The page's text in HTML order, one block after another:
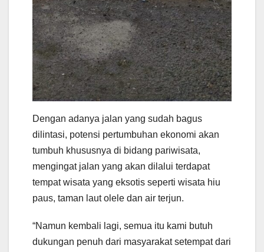
Dengan adanya jalan yang sudah bagus
dilintasi, potensi pertumbuhan ekonomi akan
tumbuh khususnya di bidang pariwisata,
mengingat jalan yang akan dilalui terdapat
tempat wisata yang eksotis seperti wisata hiu
paus, taman laut olele dan air terjun.
“Namun kembali lagi, semua itu kami butuh
dukungan penuh dari masyarakat setempat dari